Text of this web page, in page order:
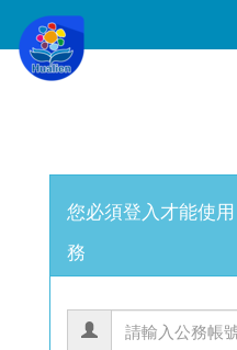
您必須登入才能使用
務